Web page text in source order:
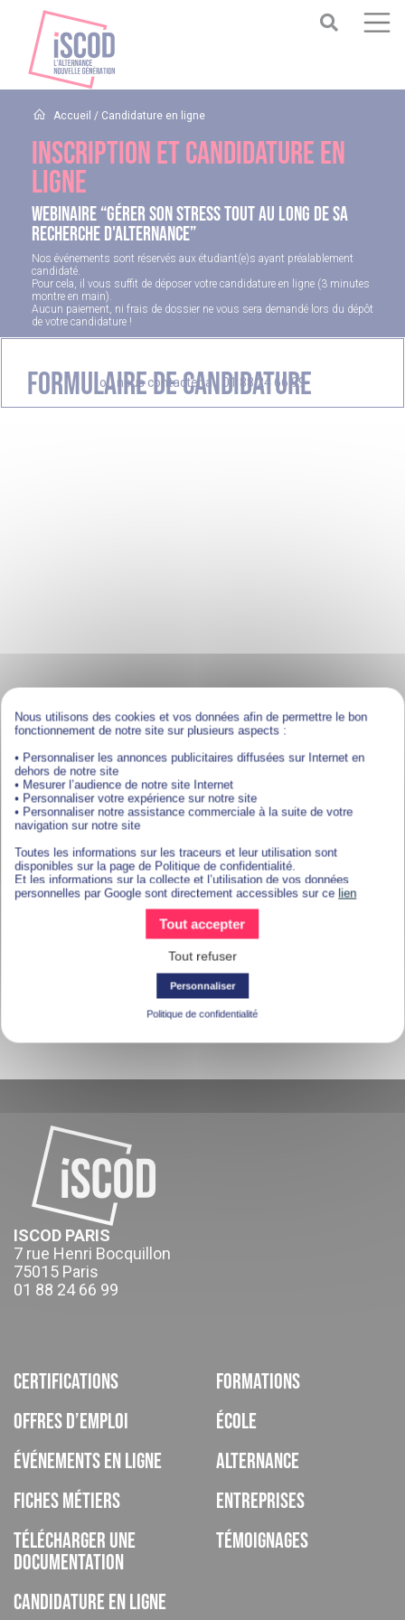
Accueil / Candidature en ligne
Inscription et candidature en
ligne
WEBINAIRE “Gérer son stress tout au long de sa
recherche d'alternance”
Nos événements sont réservés aux étudiant(e)s ayant préalablement
candidaté.
Pour cela, il vous suffit de déposer votre candidature en ligne (3 minutes
montre en main).
Aucun paiement, ni frais de dossier ne vous sera demandé lors du dépôt
de votre candidature !
Formulaire de candidature
ou nous contacter au 01 88 24 66 99
ISCOD PARIS
7 rue Henri Bocquillon
75015 Paris
01 88 24 66 99
Formations
École
Alternance
Entreprises
Témoignages
Certifications
Offres d’emploi
Événements en ligne
Fiches métiers
Télécharger une
documentation
Candidature en ligne
Nous utilisons des cookies et vos données afin de permettre le bon
fonctionnement de notre site sur plusieurs aspects :
• Personnaliser les annonces publicitaires diffusées sur Internet en
dehors de notre site
• Mesurer l’audience de notre site Internet
• Personnaliser votre expérience sur notre site
• Personnaliser notre assistance commerciale à la suite de votre
navigation sur notre site
Toutes les informations sur les traceurs et leur utilisation sont
disponibles sur la page de Politique de confidentialité.
Et les informations sur la collecte et l’utilisation de vos données
personnelles par Google sont directement accessibles sur ce lien
Tout accepter
Tout refuser
Personnaliser
Politique de confidentialité